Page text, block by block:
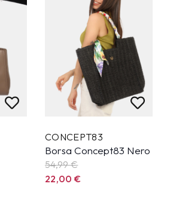
CONCEPT83
Borsa Concept83 Nero
54,99€
22,00€